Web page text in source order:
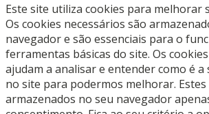
Este site utiliza cookies para melhorar
Os cookies necessários são
navegador e são essenciais para o
ferramentas básicas do site. Os
ajudam a analisar e entender como é a
no site para podermos melhorar. Estes
armazenados no seu navegador